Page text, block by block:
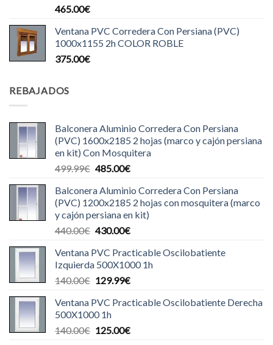
465.00€
Ventana PVC Corredera Con Persiana (PVC)
1000x1155 2h COLOR ROBLE
375.00€
REBAJADOS
Balconera Aluminio Corredera Con Persiana
(PVC) 1600x2185 2 hojas (marco y cajón persiana
en kit) Con Mosquitera
499.99€ El
original
era:
499.99€.
485.00€El
actual
es:
485.00€.
Balconera Aluminio Corredera Con Persiana
(PVC) 1200x2185 2 hojas con mosquitera (marco
y cajón persiana en kit)
440.00€ El
original
era:
440.00€.
430.00€El
actual
es:
430.00€.
Ventana PVC Practicable Oscilobatiente
Izquierda 500X1000 1h
140.00€ El
original
era:
140.00€.
129.99€El
actual
129.99€.
Ventana PVC Practicable Oscilobatiente Derecha
500X1000 1h
140.00€ El
125.00€El